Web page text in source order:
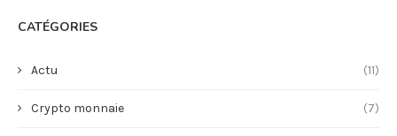
CATÉGORIES
Actu (11)
Crypto monnaie (7)